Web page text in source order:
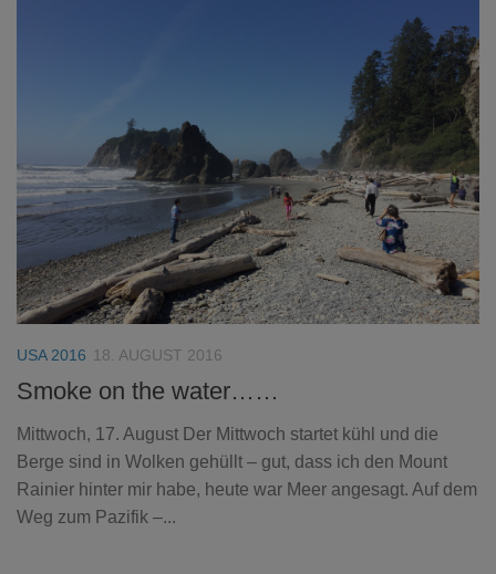
USA 2016 18. AUGUST 2016
Smoke on the water……
Mittwoch, 17. August Der Mittwoch startet kühl und die
Berge sind in Wolken gehüllt – gut, dass ich den Mount
Rainier hinter mir habe, heute war Meer angesagt. Auf dem
Weg zum Pazifik –...